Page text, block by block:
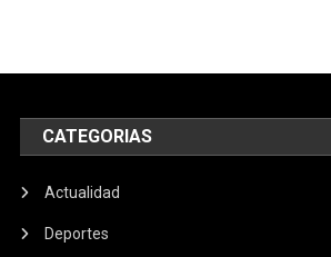
CATEGORIAS
Actualidad
Deportes